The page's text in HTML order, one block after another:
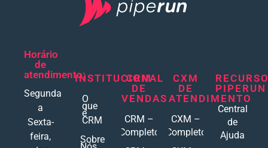
Horário
de
atendimento:
Segunda
a
Sexta-
feira,
INSTITUCIONAL
O
que
é
CRM
Sobre
CRM
DE
VENDAS
CRM –
Completo
CXM
DE
ATENDIMENTO
CXM –
Completo
PIPERUN
Central
de
Ajuda